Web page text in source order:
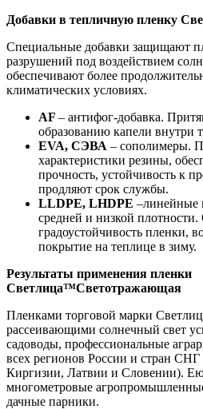
Добавки в тепличную пленку
Специальные добавки защищают
разрушений под воздействием
обеспечивают более
климатических условиях.
AF – антифог-добавка.
образованию капели внутри
EVA, СЭВА – сополимеры.
характеристики резины,
прочность, устойчивость к
продляют срок службы.
LLDPE, LHDPE –линейные
средней и низкой плотности.
градоустойчивость пленки,
покрытие на теплице в зиму.
Результаты применения пленки
Светлица™Светотражающая
Пленками торговой марки
рассеивающими солнечный свет
садоводы, профессиональные
всех регионов России и стран СНГ
Киргизии, Латвии и Словении).
многометровые
дачные парники.